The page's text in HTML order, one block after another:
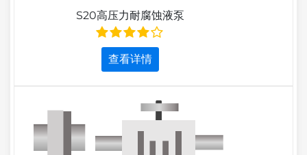
S20高压力耐腐蚀液泵
查看详情